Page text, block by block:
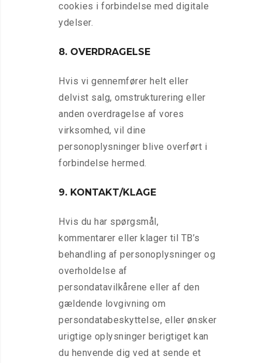
cookies i forbindelse med digitale
ydelser.
8. OVERDRAGELSE
Hvis vi gennemfører helt eller
delvist salg, omstrukturering eller
anden overdragelse af vores
virksomhed, vil dine
personoplysninger blive overført i
forbindelse hermed.
9. KONTAKT/KLAGE
Hvis du har spørgsmål,
kommentarer eller klager til TB’s
behandling af personoplysninger og
overholdelse af
persondatavilkårene eller af den
gældende lovgivning om
persondatabeskyttelse, eller ønsker
urigtige oplysninger berigtiget kan
du henvende dig ved at sende et